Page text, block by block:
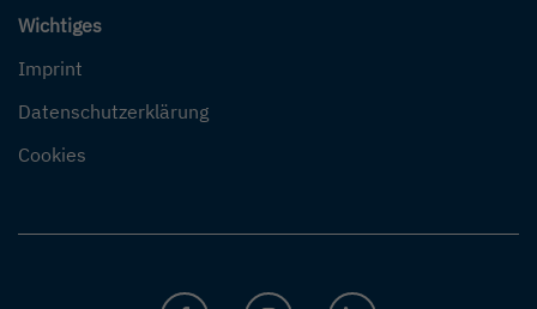
Wichtiges
Imprint
Datenschutzerklärung
Cookies